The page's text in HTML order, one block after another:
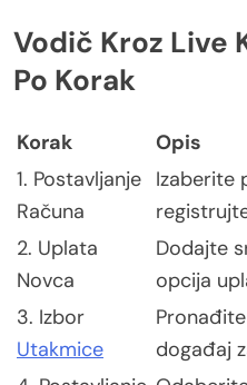
Vodič Kroz Live
Po Korak
Korak
Opis
1. Postavljanje
Računa
Izaberite
2. Uplata
Novca
Dodajte
opcija
3. Izbor
Utakmice
događaj